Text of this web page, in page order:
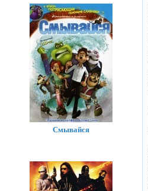
Смывайся